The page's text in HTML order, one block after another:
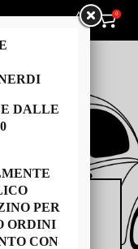
0 0
E DALLE
PER
ORDINI
CON